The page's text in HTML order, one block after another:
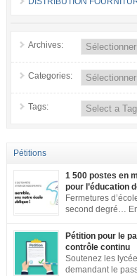
Archives:
Categories:
Tags:
Pétitions
1 500 postes en
pour l’éducation
Fermetures
second degré…
Notre société a aujourd’hui
enfants et adolescents de ce
dans le contexte actuel est […]
Pétition pour le
contrôle continu
Soutenez les
demandant le